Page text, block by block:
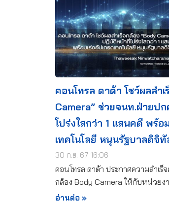
คอนโทรล ดาต้า โชว์ผลสำ
Camera” ช่วยจนท.ฝ่ายป
โปร่งใสกว่า 1 แสนคดี พร้อ
เทคโนโลยี หนุนรัฐบาลดิจิทั
30 ก.ย. 67 16:06
คอนโทรล ดาต้า ประกาศความสำเร็
กล้อง Body Camera ให้กับหน่วยง
อ่านต่อ »